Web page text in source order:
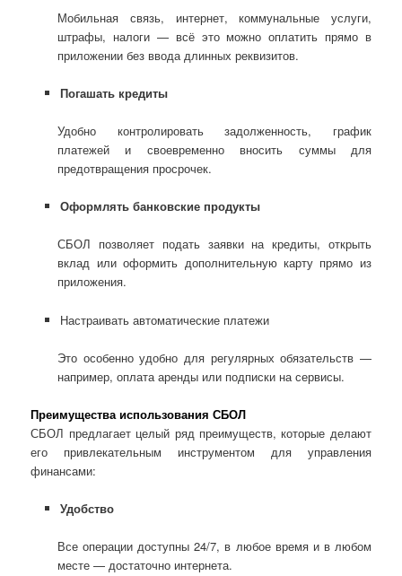
Мобильная связь, интернет, коммунальные услуги,
штрафы, налоги — всё это можно оплатить прямо в
приложении без ввода длинных реквизитов.
Погашать кредиты
Удобно контролировать задолженность, график
платежей и своевременно вносить суммы для
предотвращения просрочек.
Оформлять банковские продукты
СБОЛ позволяет подать заявки на кредиты, открыть
вклад или оформить дополнительную карту прямо из
приложения.
Настраивать автоматические платежи
Это особенно удобно для регулярных обязательств —
например, оплата аренды или подписки на сервисы.
Преимущества использования СБОЛ
СБОЛ предлагает целый ряд преимуществ, которые делают
его привлекательным инструментом для управления
финансами:
Удобство
Все операции доступны 24/7, в любое время и в любом
месте — достаточно интернета.